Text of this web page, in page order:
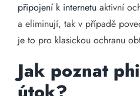
připojení k internetu aktivní
a eliminují, tak v případě
je to pro klasickou ochranu
Jak poznat